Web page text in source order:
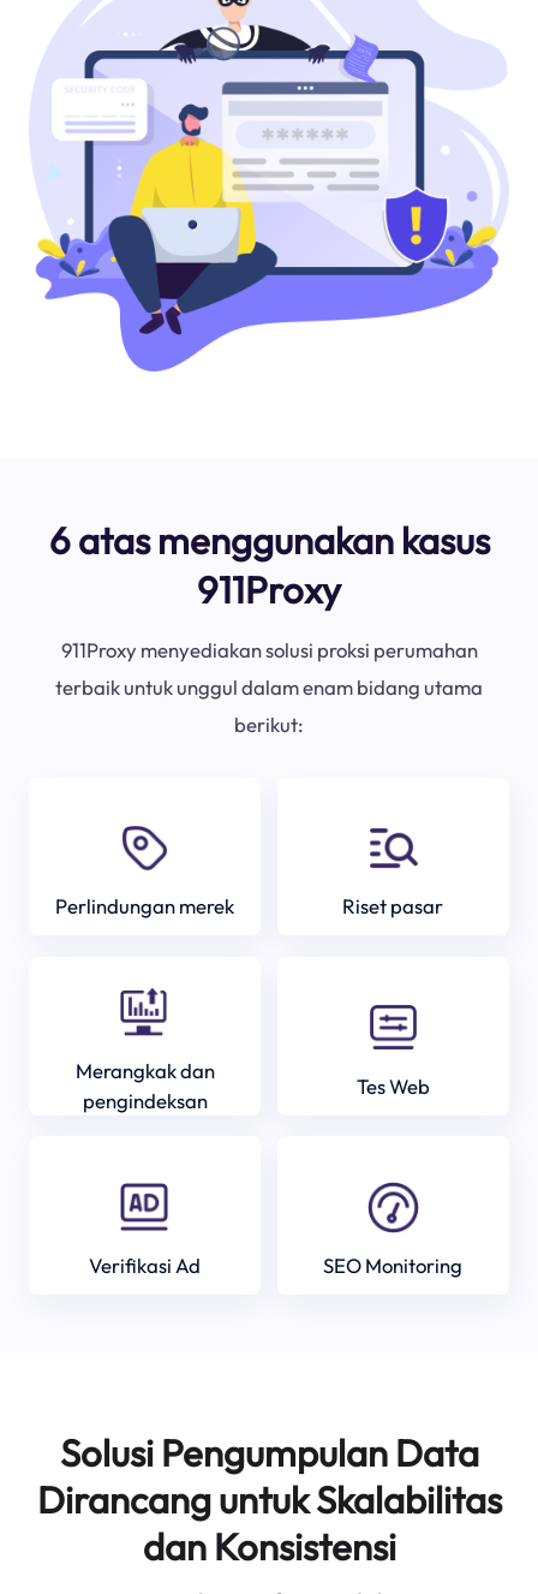
6 atas menggunakan kasus
911Proxy
911Proxy menyediakan solusi proksi perumahan
terbaik untuk unggul dalam enam bidang utama
berikut:
Perlindungan merek Riset pasar
Merangkak dan
pengindeksan
Tes Web
Verifikasi Ad SEO Monitoring
Solusi Pengumpulan Data
Dirancang untuk Skalabilitas
dan Konsistensi